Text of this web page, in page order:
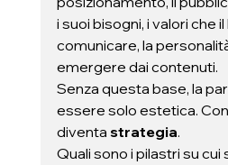
i suoi bisogni, i valori che
comunicare, la
emergere dai contenuti.
Senza questa base, la
essere solo estetica. Con
diventa strategia.
Quali sono i pilastri su cui